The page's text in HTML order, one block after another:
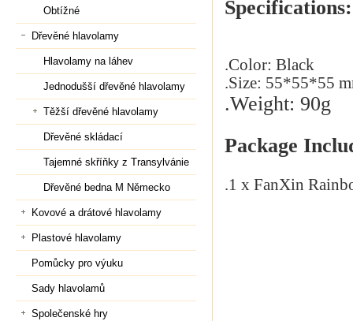
Specifications:
.Color: Black
.Size: 55*55*55
.Weight: 90g
Package
.1 x FanXin
Obtížné
Dřevěné hlavolamy
Hlavolamy na láhev
Jednodušší dřevěné hlavolamy
Těžší dřevěné hlavolamy
Dřevěné skládací
Tajemné skříňky z Transylvánie
Dřevěné bedna M Německo
Kovové a drátové hlavolamy
Plastové hlavolamy
Pomůcky pro výuku
Sady hlavolamů
Společenské hry